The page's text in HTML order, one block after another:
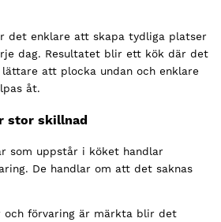
det enklare att skapa tydliga platser
dag. Resultatet blir ett kök där det
att plocka undan och enklare
åt.
stor skillnad
som uppstår i köket handlar
De handlar om att det saknas
och förvaring är märkta blir det